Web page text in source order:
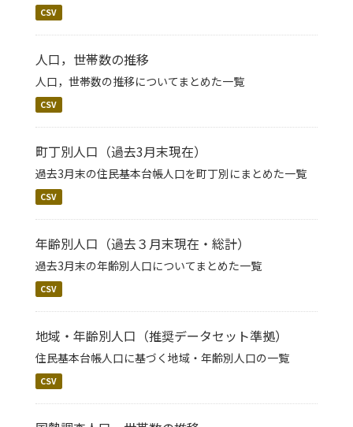
CSV
人口，世帯数の推移
人口，世帯数の推移についてまとめた一覧
CSV
町丁別人口（過去3月末現在）
過去3月末の住民基本台帳人口を町丁別にまとめた一覧
CSV
年齢別人口（過去３月末現在・総計）
過去3月末の年齢別人口についてまとめた一覧
CSV
地域・年齢別人口（推奨データセット準拠）
住民基本台帳人口に基づく地域・年齢別人口の一覧
CSV